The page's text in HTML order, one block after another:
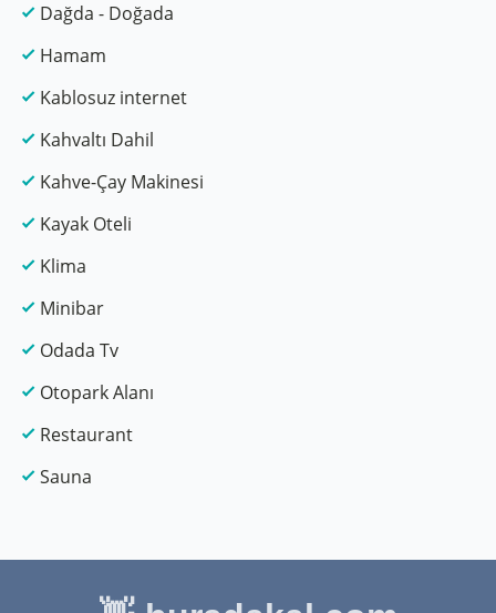
Dağda - Doğada
Hamam
Kablosuz internet
Kahvaltı Dahil
Kahve-Çay Makinesi
Kayak Oteli
Klima
Minibar
Odada Tv
Otopark Alanı
Restaurant
Sauna